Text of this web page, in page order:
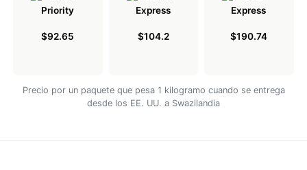
$92.65 $104.2 $190.74
Precio por un paquete que pesa 1 kilogramo cuando se entrega
desde los EE. UU. a Swazilandia